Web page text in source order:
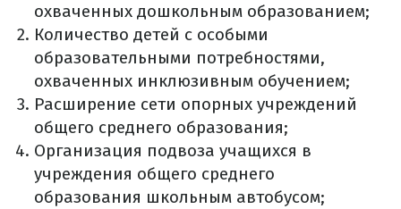
охваченных дошкольным образованием;
Количество детей с особыми
образовательными потребностями,
охваченных инклюзивным обучением;
Расширение сети опорных учреждений
общего среднего образования;
Организация подвоза учащихся в
учреждения общего среднего
образования школьным автобусом;